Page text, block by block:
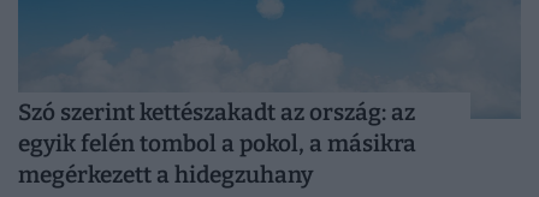
Szó szerint kettészakadt az ország: az
egyik felén tombol a pokol, a másikra
megérkezett a hidegzuhany